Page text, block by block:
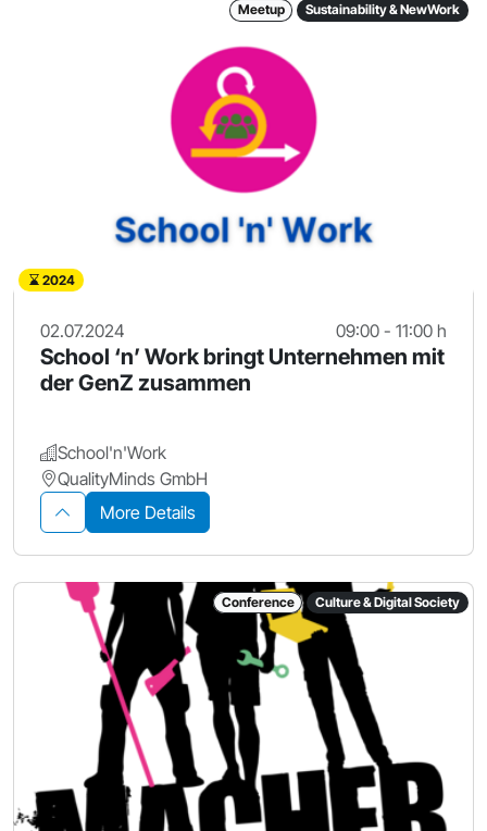
Meetup Sustainability & NewWork
2024
02.07.2024 09:00 - 11:00 h
School ‘n’ Work bringt Unternehmen mit
der GenZ zusammen
School'n'Work
QualityMinds GmbH
More Details
Conference Culture & Digital Society